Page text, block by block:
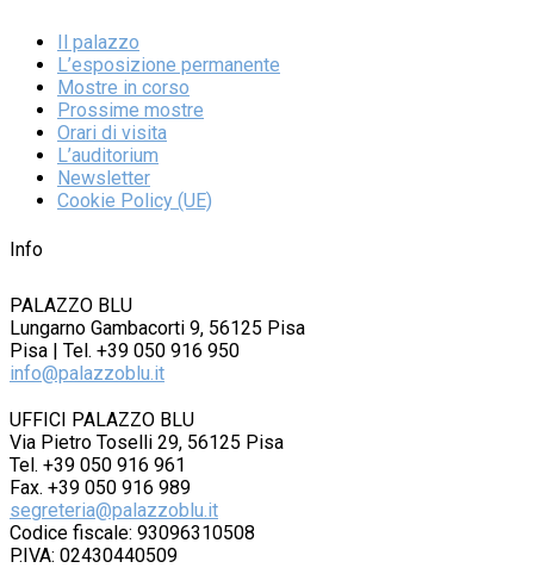
Il palazzo
L’esposizione permanente
Mostre in corso
Prossime mostre
Orari di visita
L’auditorium
Newsletter
Cookie Policy (UE)
Info
PALAZZO BLU
Lungarno Gambacorti 9, 56125 Pisa
Pisa | Tel. +39 050 916 950
info@palazzoblu.it
UFFICI PALAZZO BLU
Via Pietro Toselli 29, 56125 Pisa
Tel. +39 050 916 961
Fax. +39 050 916 989
segreteria@palazzoblu.it
Codice fiscale: 93096310508
P.IVA: 02430440509